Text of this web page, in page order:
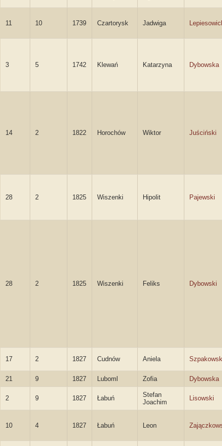
11 10 1739 Czartorysk Jadwiga
3 5 1742 Klewań Katarzyna Dybowska
14 2 1822 Horochów Wiktor Juściński
28 2 1825 Wiszenki Hipolit Pajewski
28 2 1825 Wiszenki Feliks Dybowski
17 2 1827 Cudnów Aniela
21 9 1827 Luboml Zofia Dybowska
2 9 1827 Łabuń
Stefan
Joachim
Lisowski
10 4 1827 Łabuń Leon